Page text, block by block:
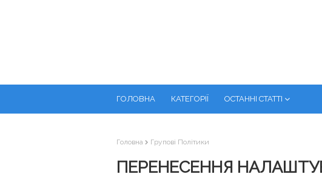
ГОЛОВНА КАТЕГОРІЇ ОСТАННІ СТАТТІ
Головна Групові Політики
ПЕРЕНЕСЕННЯ